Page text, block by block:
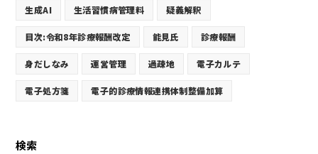
生成AI 生活習慣病管理料 疑義解釈
目次:令和8年診療報酬改定 能見氏 診療報酬
身だしなみ 運営管理 過疎地 電子カルテ
電子処方箋 電子的診療情報連携体制整備加算
検索